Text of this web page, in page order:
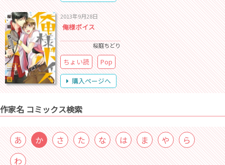
2013年9月28日
俺様ボイス
桜庭ちどり
ちょい読
Pop
購入ページへ
作家名 コミックス検索
あ か さ た な は ま や
ら
わ